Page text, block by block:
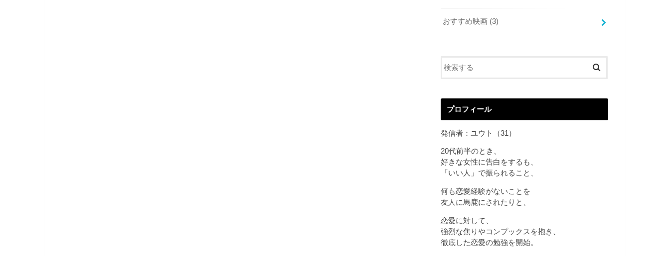
おすすめ映画 (3)
プロフィール
発信者：ユウト（31）
20代前半のとき、
好きな女性に告白をするも、
「いい人」で振られること、
何も恋愛経験がないことを
友人に馬鹿にされたりと、
恋愛に対して、
強烈な焦りやコンプックスを抱き、
徹底した恋愛の勉強を開始。